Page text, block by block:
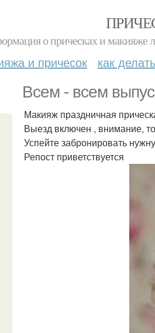
о прическах и макияже
и причесок как
Всем - всем
Макияж праздничная
Выезд включен , внимание,
Успейте забронировать
Репост приветствуется